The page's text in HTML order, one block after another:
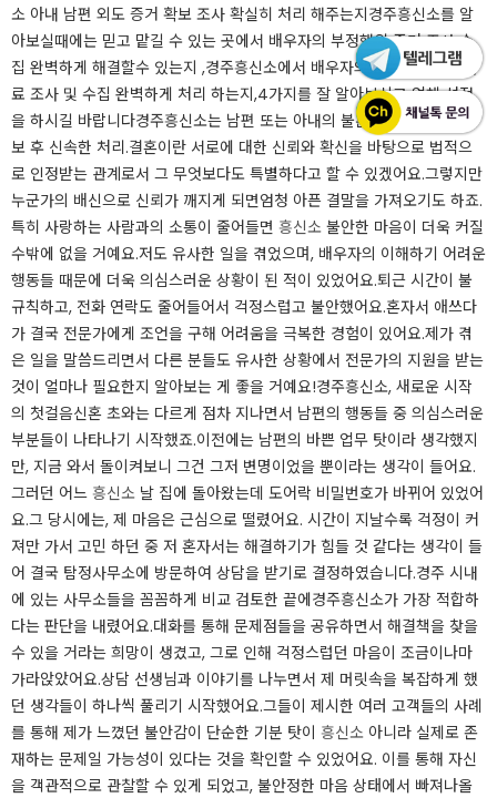
소 아내 남편 외도 증거 확보 조사 확실히 처리 해주는지경주흥신소를 알
아보실때에는 믿고 맡길 수 있는 곳에서 배우자의 부정행위 증거 조사 수
집 완벽하게 해결할수 있는지 ,경주흥신소에서 배우자의 부정행위 증거자
료 조사 및 수집 완벽하게 처리 하는지,4가지를 잘 알아보시고 업체 선정
을 하시길 바랍니다​경주흥신소는 남편 또는 아내의 불륜 증거 파악 및 확
보 후 신속한 처리.​결혼이란 서로에 대한 신뢰와 확신을 바탕으로 법적으
로 인정받는 관계로서 그 무엇보다도 특별하다고 할 수 있겠어요.그렇지만
누군가의 배신으로 신뢰가 깨지게 되면엄청 아픈 결말을 가져오기도 하죠.​
특히 사랑하는 사람과의 소통이 줄어들면 흥신소 불안한 마음이 더욱 커질
수밖에 없을 거예요.저도 유사한 일을 겪었으며, 배우자의 이해하기 어려운
행동들 때문에 더욱 의심스러운 상황이 된 적이 있었어요.​퇴근 시간이 불
규칙하고, 전화 연락도 줄어들어서 걱정스럽고 불안했어요.혼자서 애쓰다
가 결국 전문가에게 조언을 구해 어려움을 극복한 경험이 있어요.제가 겪
은 일을 말씀드리면서 다른 분들도 유사한 상황에서 전문가의 지원을 받는
것이 얼마나 필요한지 알아보는 게 좋을 거예요!​​​​​경주흥신소, 새로운 시작
의 첫걸음​신혼 초와는 다르게 점차 지나면서 남편의 행동들 중 의심스러운
부분들이 나타나기 시작했죠.이전에는 남편의 바쁜 업무 탓이라 생각했지
만, 지금 와서 돌이켜보니 그건 그저 변명이었을 뿐이라는 생각이 들어요.
그러던 어느 흥신소 날 집에 돌아왔는데 도어락 비밀번호가 바뀌어 있었어
요.그 당시에는, 제 마음은 근심으로 떨렸어요. 시간이 지날수록 걱정이 커
져만 가서 고민 하던 중 저 혼자서는 해결하기가 힘들 것 같다는 생각이 들
어 결국 탐정사무소에 방문하여 상담을 받기로 결정하였습니다.​​​​경주 시내
에 있는 사무소들을 꼼꼼하게 비교 검토한 끝에경주흥신소가 가장 적합하
다는 판단을 내렸어요.대화를 통해 문제점들을 공유하면서 해결책을 찾을
수 있을 거라는 희망이 생겼고, 그로 인해 걱정스럽던 마음이 조금이나마
가라앉았어요.상담 선생님과 이야기를 나누면서 제 머릿속을 복잡하게 했
던 생각들이 하나씩 풀리기 시작했어요.그들이 제시한 여러 고객들의 사례
를 통해 제가 느꼈던 불안감이 단순한 기분 탓이 흥신소 아니라 실제로 존
재하는 문제일 가능성이 있다는 것을 확인할 수 있었어요. 이를 통해 자신
을 객관적으로 관찰할 수 있게 되었고, 불안정한 마음 상태에서 빠져나올